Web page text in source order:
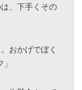
、下手くその
おかげでぼく